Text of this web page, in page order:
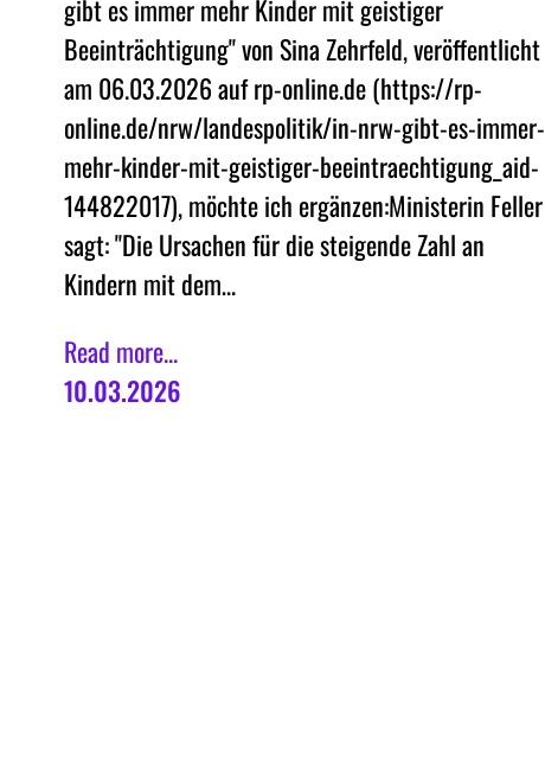
gibt es immer mehr Kinder mit geistiger
Beeinträchtigung" von Sina Zehrfeld, veröffentlicht
am 06.03.2026 auf rp-online.de (https://rp-
online.de/nrw/landespolitik/in-nrw-gibt-es-immer-
mehr-kinder-mit-geistiger-beeintraechtigung_aid-
144822017), möchte ich ergänzen:Ministerin Feller
sagt: "Die Ursachen für die steigende Zahl an
Kindern mit dem…
Read more...
10.03.2026